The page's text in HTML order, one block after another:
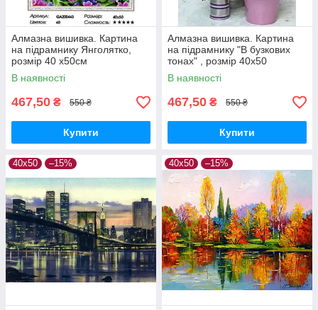
Алмазна вишивка. Картина
на підрамнику Янголятко,
розмір 40 x50см
В наявності
467,50 ₴ 550 ₴
Купити
Алмазна вишивка. Картина
на підрамнику "В бузкових
тонах" , розмір 40х50
В наявності
467,50 ₴ 550 ₴
Купити
40х50 –15% 40х50 –15%